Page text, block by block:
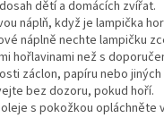
dětí a domácích zvířat.
náplň, když je lampička
náplně nechte lampičku
hořlavinami než s
záclon, papíru nebo
bez dozoru, pokud hoří.
s pokožkou opláchněte